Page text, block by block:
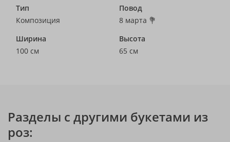
Тип
Композиция
Повод
8 марта 💐
Ширина
100 см
Высота
65 см
Разделы с другими букетами из
роз: